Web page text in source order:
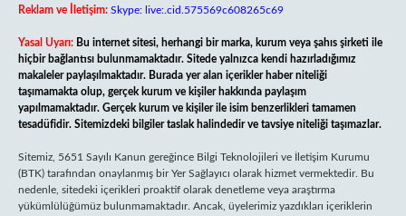
Reklam ve İletişim: Skype: live:.cid.575569c608265c69
Yasal Uyarı: Bu internet sitesi, herhangi bir marka, kurum veya şahıs şirketi ile
hiçbir bağlantısı bulunmamaktadır. Sitede yalnızca kendi hazırladığımız
makaleler paylaşılmaktadır. Burada yer alan içerikler haber niteliği
taşımamakta olup, gerçek kurum ve kişiler hakkında paylaşım
yapılmamaktadır. Gerçek kurum ve kişiler ile isim benzerlikleri tamamen
tesadüfidir. Sitemizdeki bilgiler taslak halindedir ve tavsiye niteliği taşımazlar.
Sitemiz, 5651 Sayılı Kanun gereğince Bilgi Teknolojileri ve İletişim Kurumu
(BTK) tarafından onaylanmış bir Yer Sağlayıcı olarak hizmet vermektedir. Bu
nedenle, sitedeki içerikleri proaktif olarak denetleme veya araştırma
yükümlülüğümüz bulunmamaktadır. Ancak, üyelerimiz yazdıkları içeriklerin